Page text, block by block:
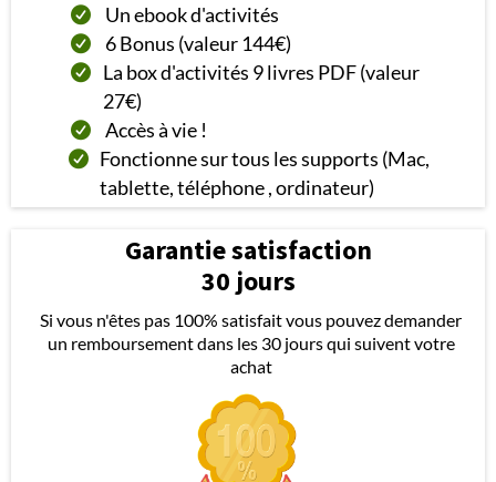
Un ebook d'activités
6 Bonus (valeur 144€)
La box d'activités 9 livres PDF (valeur
27€)
Accès à vie !
Fonctionne sur tous les supports (Mac,
tablette, téléphone , ordinateur)
Garantie satisfaction
30 jours
Si vous n'êtes pas 100% satisfait vous pouvez demander
un remboursement dans les 30 jours qui suivent votre
achat